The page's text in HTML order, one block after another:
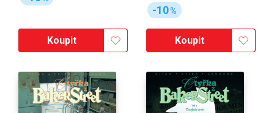
Koupit
-10%
Koupit